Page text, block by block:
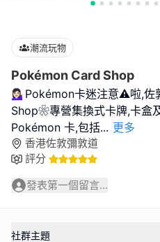
潮流玩物
Pokémon Card Shop
💁🏻‍♀️Pokémon卡迷注意⚠️啦,
Shop❀專營集換式卡牌,卡
Pokémon 卡,包括... 更多
香港佐敦彌敦道
評分
發表第一個留言...
社群主題